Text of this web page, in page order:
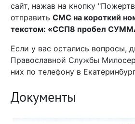
сайт, нажав на кнопку
отправитьСМС на короткий
текстом: «ССП8 пробел
Если у вас остались вопросы,
Православной Службы
них по телефону в
Документы